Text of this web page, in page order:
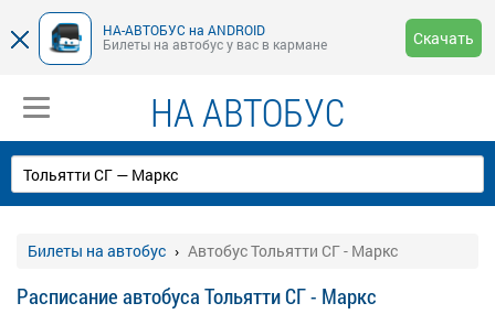
НА-АВТОБУС на ANDROID
Билеты на автобус у вас в кармане
Скачать
НА АВТОБУС
Билеты на автобус Автобус Тольятти СГ - Маркс
Расписание автобуса Тольятти СГ - Маркс